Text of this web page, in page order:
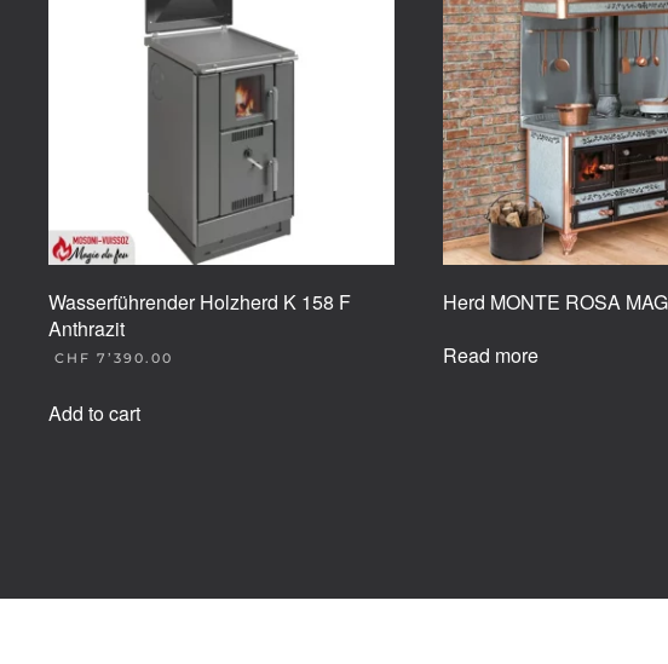
Wasserführender Holzherd K 158 F
Anthrazit
CHF 7’390.00
Add to cart
Herd MONTE ROSA
Read more